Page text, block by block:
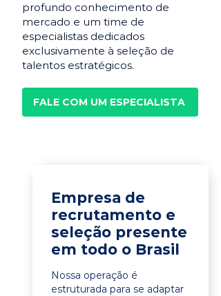
profundo conhecimento de
mercado e um time de
especialistas dedicados
exclusivamente à seleção de
talentos estratégicos.
FALE COM UM ESPECIALISTA
Empresa de
recrutamento e
seleção presente
em todo o Brasil
Nossa operação é
estruturada para se adaptar